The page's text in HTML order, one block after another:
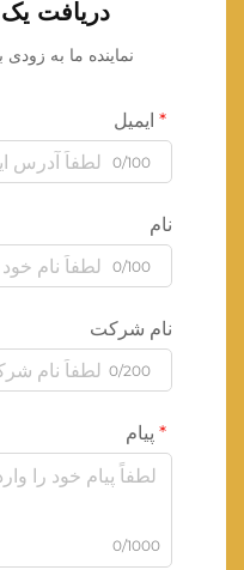
دریافت
نماینده ما به
ایمیل
0/100
نام
0/100
نام شرکت
0/200
پیام
0/1000